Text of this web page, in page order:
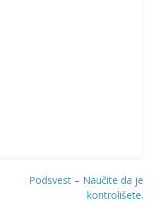
Podsvest – Naučite da je
kontrolišete.